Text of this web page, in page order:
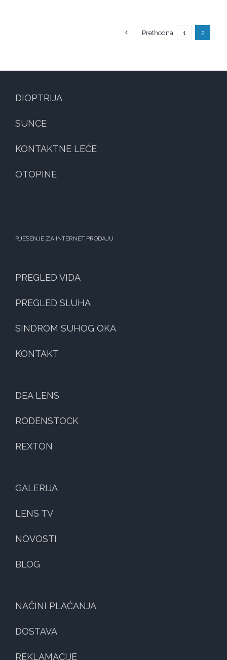
Prethodna 1 2
DIOPTRIJA
SUNCE
KONTAKTNE LEĆE
OTOPINE
RJEŠENJE ZA INTERNET PRODAJU
PREGLED VIDA
PREGLED SLUHA
SINDROM SUHOG OKA
KONTAKT
DEA LENS
RODENSTOCK
REXTON
GALERIJA
LENS TV
NOVOSTI
BLOG
NAČINI PLAĆANJA
DOSTAVA
REKLAMACIJE